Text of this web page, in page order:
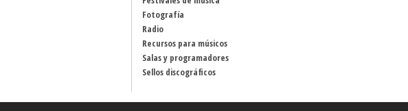
Fotografía
Radio
Recursos para músicos
Salas y programadores
Sellos discográficos